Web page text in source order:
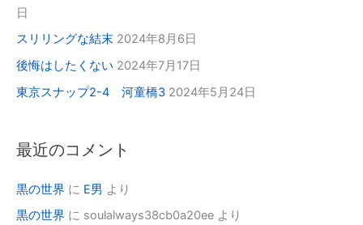
日
スリリングな結末 2024年8月6日
後悔はしたくない 2024年7月17日
東京スナップ2-4 河童橋3 2024年5月24日
最近のコメント
黒の世界 に E男 より
黒の世界 に soulalways38cb0a20ee より